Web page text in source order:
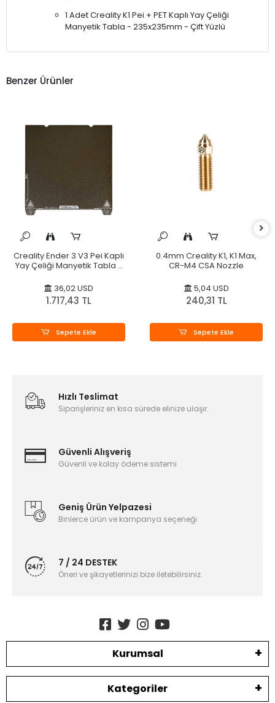
1 Adet Creality K1 Pei + PET Kaplı Yay Çeliği
Manyetik Tabla - 235x235mm - Çift Yüzlü
Benzer Ürünler
Creality Ender 3 V3 Pei Kaplı
Yay Çeliği Manyetik Tabla -
36,02 USD
1.717,43 TL
Sepete Ekle
0.4mm Creality K1, K1 Max,
CR-M4 CSA Nozzle
5,04 USD
240,31 TL
Sepete Ekle
Hızlı Teslimat
Siparişleriniz en kısa sürede elinize ulaşır.
Güvenli Alışveriş
Güvenli ve kolay ödeme sistemi
Geniş Ürün Yelpazesi
Binlerce ürün ve kampanya seçeneği
7 / 24 DESTEK
Öneri ve şikayetlerinizi bize iletebilirsiniz.
Kurumsal
Kategoriler